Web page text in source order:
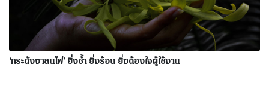
‘กระดังงาลนไฟ’ ยิ่งช้ำ ยิ่งร้อน ยิ่งต้องใจผู้ใช้งาน